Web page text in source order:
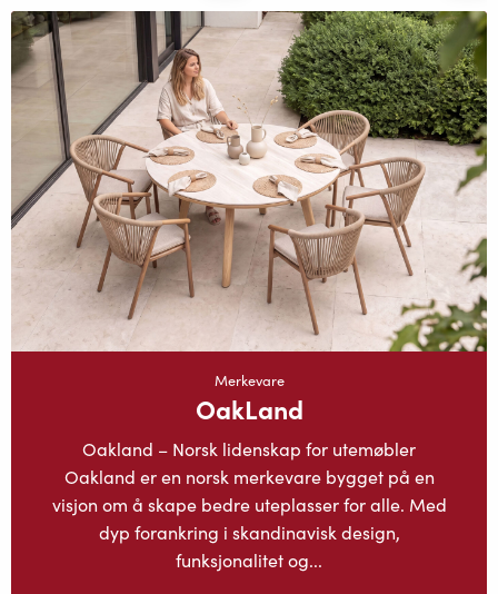
Merkevare
OakLand
Oakland – Norsk lidenskap for utemøbler
Oakland er en norsk merkevare bygget på en
visjon om å skape bedre uteplasser for alle. Med
dyp forankring i skandinavisk design,
funksjonalitet og...